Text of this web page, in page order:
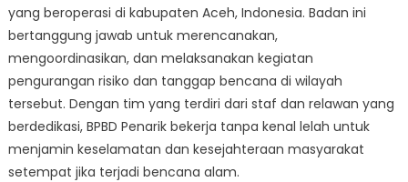
yang beroperasi di kabupaten Aceh, Indonesia. Badan ini
bertanggung jawab untuk merencanakan,
mengoordinasikan, dan melaksanakan kegiatan
pengurangan risiko dan tanggap bencana di wilayah
tersebut. Dengan tim yang terdiri dari staf dan relawan yang
berdedikasi, BPBD Penarik bekerja tanpa kenal lelah untuk
menjamin keselamatan dan kesejahteraan masyarakat
setempat jika terjadi bencana alam.